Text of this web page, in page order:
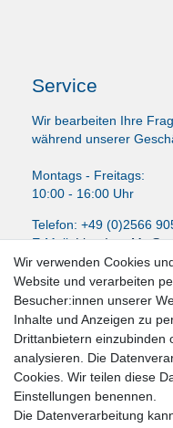
Service
Wir bearbeiten Ihre
während unserer
Montags - Freitags:
10:00 - 16:00 Uhr
Telefon: +49 (0)2566
E-Mail:
News-
VORNAME
E-MAIL **
Newsletter
Wir verwenden Cookies
Website und verarbeiten
Besucher:innen unserer
Inhalte und Anzeigen zu
Drittanbietern einzubinden
analysieren. Die
Cookies. Wir teilen diese
Einstellungen benennen.
Die Datenverarbeitung